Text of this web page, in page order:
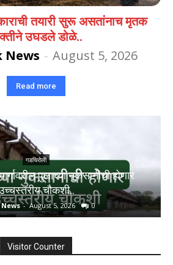
तयारी सुरू असतांनाच मृतक
उघडले डोळे..
News - August 5, 2026
Read more
गडचिरोली
पुलाच्या नुकसानीची होणार
चौकशी..
- August 5, 2026 0
Visitor Counter